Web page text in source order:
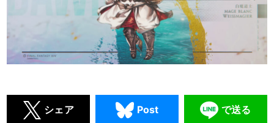
シェア Post で送る